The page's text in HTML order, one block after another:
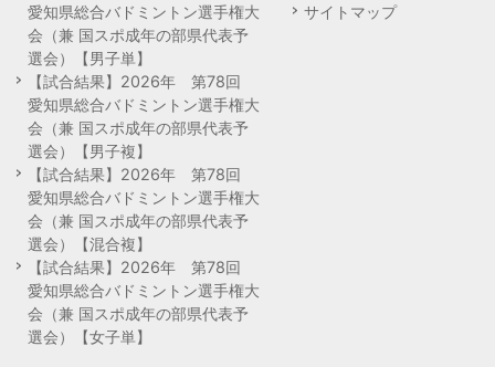
愛知県総合バドミントン選手権大
会（兼 国スポ成年の部県代表予
選会）【男子単】
【試合結果】2026年 第78回
愛知県総合バドミントン選手権大
会（兼 国スポ成年の部県代表予
選会）【男子複】
【試合結果】2026年 第78回
愛知県総合バドミントン選手権大
会（兼 国スポ成年の部県代表予
選会）【混合複】
【試合結果】2026年 第78回
愛知県総合バドミントン選手権大
会（兼 国スポ成年の部県代表予
選会）【女子単】
サイトマップ